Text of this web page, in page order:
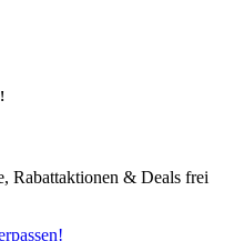
Rabattaktionen & Deals frei